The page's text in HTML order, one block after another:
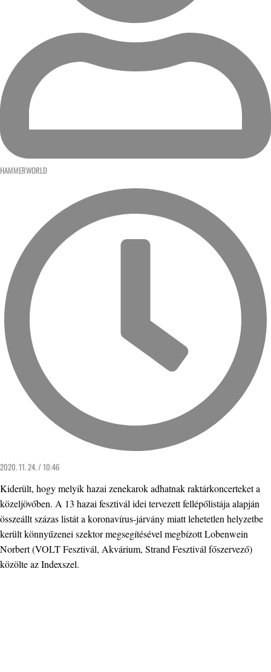
HAMMERWORLD
2020. 11. 24. / 10:46
Kiderült, hogy melyik hazai zenekarok adhatnak raktárkoncerteket a
közeljövőben. A 13 hazai fesztivál idei tervezett fellépőlistája alapján
összeállt százas listát a koronavírus-járvány miatt lehetetlen helyzetbe
került könnyűzenei szektor megsegítésével megbízott Lobenwein
Norbert (VOLT Fesztivál, Akvárium, Strand Fesztivál főszervező)
közölte az Indexszel.